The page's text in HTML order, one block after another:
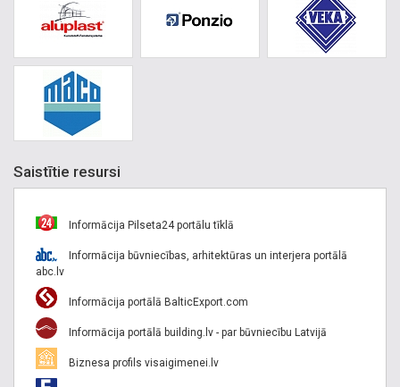
Saistītie resursi
Informācija Pilseta24 portālu tīklā
Informācija būvniecības, arhitektūras un interjera portālā
abc.lv
Informācija portālā BalticExport.com
Informācija portālā building.lv - par būvniecību Latvijā
Biznesa profils visaigimenei.lv